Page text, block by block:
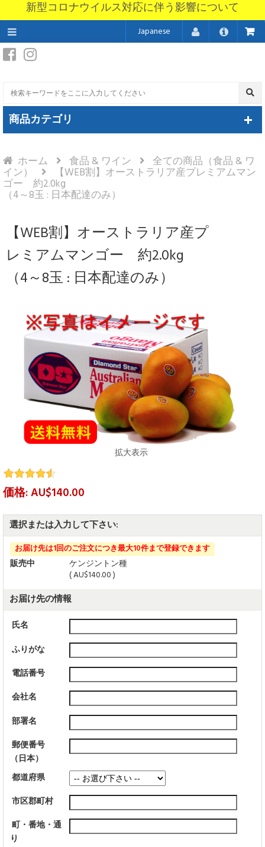
新型コロナウイルス対応に伴う影響について
Japanese
商品カテゴリ
ホーム 食品 & ワイン 全ての商品（食品 & ワ
イン） 【WEB割】オーストラリア産プレミアムマン
ゴー 約2.0kg
（4～8玉 : 日本配達のみ）
【WEB割】オーストラリア産プ
レミアムマンゴー 約2.0kg
（4～8玉 : 日本配達のみ）
拡大表示
価格: AU$140.00
選択または入力して下さい:
お届け先は1回のご注文につき最大10件まで登録できます
販売中
ケンジントン種
( AU$140.00 )
お届け先の情報
氏名
ふりがな
電話番号
会社名
部署名
郵便番号
（日本）
都道府県
市区郡町村
町・番地・通
り